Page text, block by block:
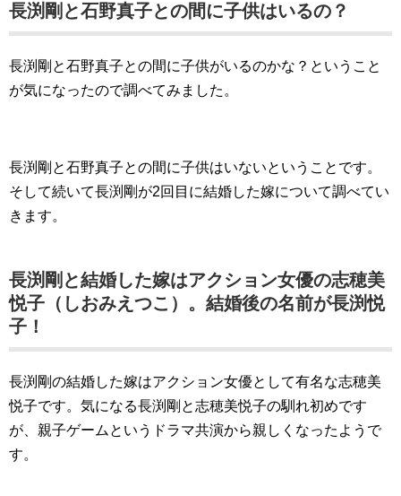
長渕剛と石野真子との間に子供はいるの？
長渕剛と石野真子との間に子供がいるのかな？ということ
が気になったので調べてみました。
長渕剛と石野真子との間に子供はいないということです。
そして続いて長渕剛が2回目に結婚した嫁について調べてい
きます。
長渕剛と結婚した嫁はアクション女優の志穂美
悦子（しおみえつこ）。結婚後の名前が長渕悦
子！
長渕剛の結婚した嫁はアクション女優として有名な志穂美
悦子です。気になる長渕剛と志穂美悦子の馴れ初めです
が、親子ゲームというドラマ共演から親しくなったようで
す。